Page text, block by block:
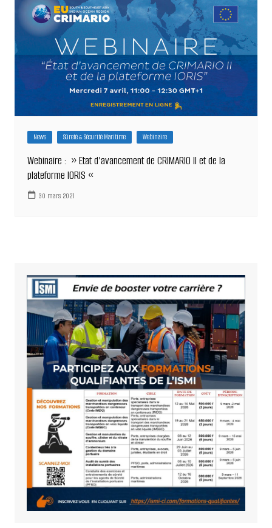
News Sûreté & Sécurité Maritime Webinaire
Webinaire : » Etat d’avancement de CRIMARIO II et de la
plateforme IORIS «
30 mars 2021